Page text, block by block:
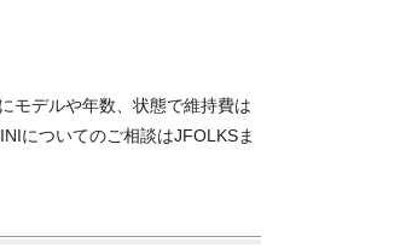
モデルや年数、状態で維持費は
についてのご相談はJFOLKSま